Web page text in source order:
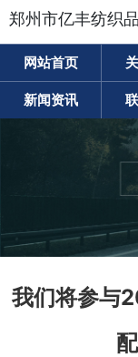
郑州市亿丰纺织
网站首页
新闻资讯
我们将参与